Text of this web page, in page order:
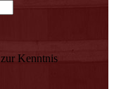
zur Kenntnis